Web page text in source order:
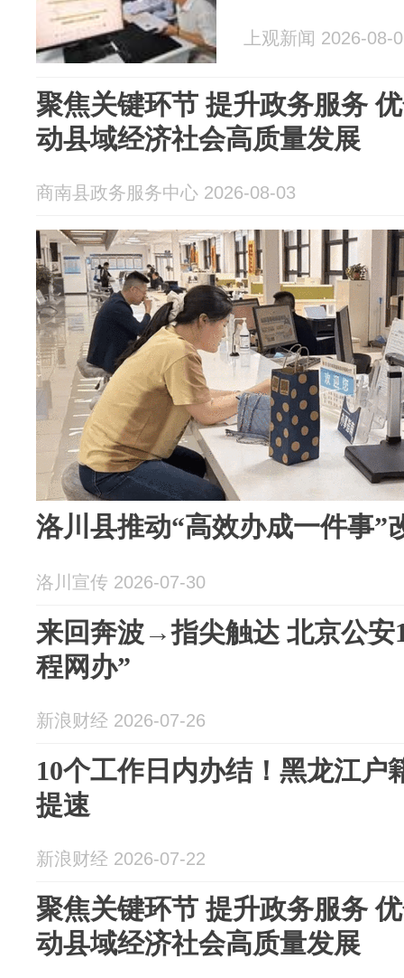
上观新闻 2026-08-
聚焦关键环节 提升政务服务
动县域经济社会高质量发展
商南县政务服务中心 2026-08-03
洛川县推动“高效办成一件事”
洛川宣传 2026-07-30
来回奔波→指尖触达 北京公安
程网办”
新浪财经 2026-07-26
10个工作日内办结！黑龙江户
提速
新浪财经 2026-07-22
聚焦关键环节 提升政务服务
动县域经济社会高质量发展